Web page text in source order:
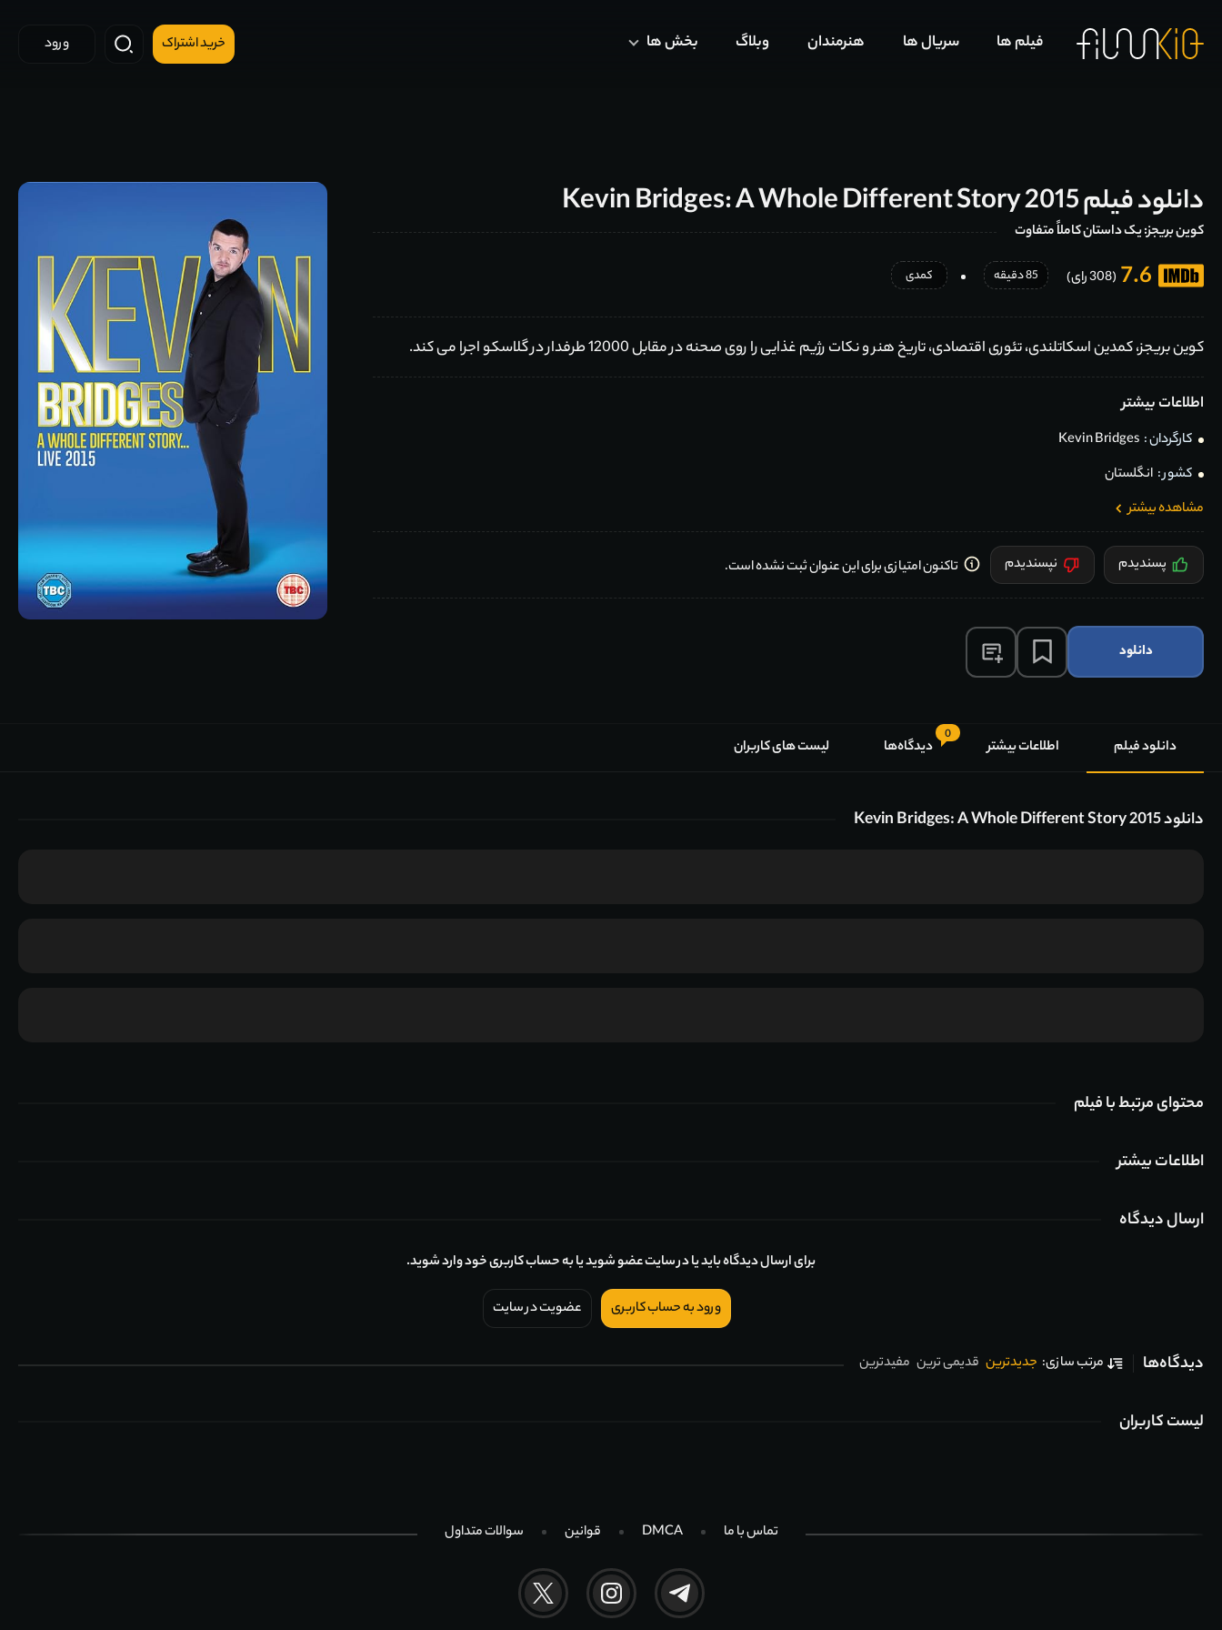
فیلم ها سریال ها هنرمندان وبلاگ بخش ها خرید اشتراک ورود
دانلود فیلم Kevin Bridges: A Whole Different Story 2015
کوین بریجز: یک داستان کاملاً متفاوت
7.6 (308 رای) 85 دقیقه کمدی
کوین بریجز، کمدین اسکاتلندی، تئوری اقتصادی، تاریخ هنر و نکات رژیم غذایی را روی صحنه در مقابل 12000 طرفدار در گلاسکو اجرا می کند.
اطلاعات بیشتر
کارگردان : Kevin Bridges
کشور : انگلستان
مشاهده بیشتر
پسندیدم نپسندیدم تاکنون امتیازی برای این عنوان ثبت نشده است.
دانلود
دانلود فیلم اطلاعات بیشتر
0
دیدگاه‌ها لیست های کاربران
دانلود Kevin Bridges: A Whole Different Story 2015
محتوای مرتبط با فیلم
اطلاعات بیشتر
ارسال دیدگاه
برای ارسال دیدگاه باید یا در سایت عضو شوید یا به حساب کاربری خود وارد شوید.
ورود به حساب کاربری عضویت در سایت
دیدگاه‌ها مرتب سازی: جدیدترین قدیمی ترین مفیدترین
لیست کاربران
تماس با ما DMCA قوانین سوالات متداول